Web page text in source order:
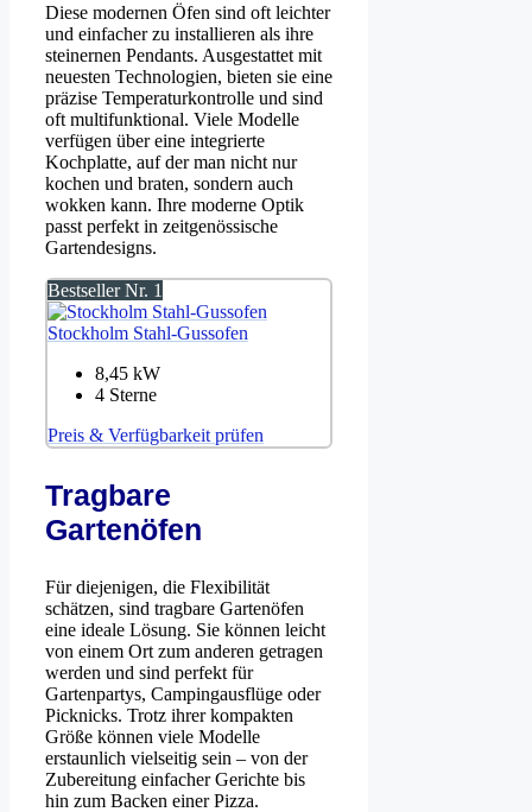
Diese modernen Öfen sind oft leichter
und einfacher zu installieren als ihre
steinernen Pendants. Ausgestattet mit
neuesten Technologien, bieten sie eine
präzise Temperaturkontrolle und sind
oft multifunktional. Viele Modelle
verfügen über eine integrierte
Kochplatte, auf der man nicht nur
kochen und braten, sondern auch
wokken kann. Ihre moderne Optik
passt perfekt in zeitgenössische
Gartendesigns.
Bestseller Nr. 1
Stockholm Stahl-Gussofen
8,45 kW
4 Sterne
Preis & Verfügbarkeit prüfen
Tragbare
Gartenöfen
Für diejenigen, die Flexibilität
schätzen, sind tragbare Gartenöfen
eine ideale Lösung. Sie können leicht
von einem Ort zum anderen getragen
werden und sind perfekt für
Gartenpartys, Campingausflüge oder
Picknicks. Trotz ihrer kompakten
Größe können viele Modelle
erstaunlich vielseitig sein – von der
Zubereitung einfacher Gerichte bis
hin zum Backen einer Pizza.